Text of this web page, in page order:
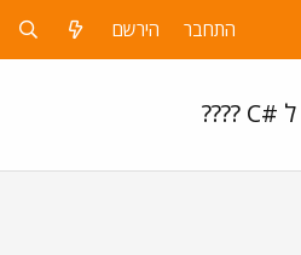
התחבר הירשם